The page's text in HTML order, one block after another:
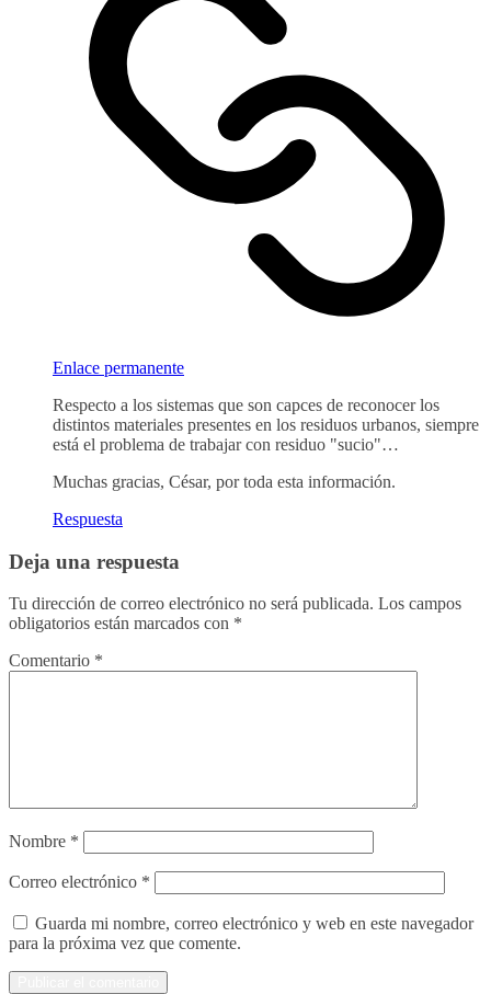
Enlace permanente
Respecto a los sistemas que son capces de reconocer los
distintos materiales presentes en los residuos urbanos, siempre
está el problema de trabajar con residuo "sucio"…
Muchas gracias, César, por toda esta información.
Respuesta
Deja una respuesta
Tu dirección de correo electrónico no será publicada. Los campos
obligatorios están marcados con *
Comentario *
Nombre *
Correo electrónico *
Guarda mi nombre, correo electrónico y web en este navegador
para la próxima vez que comente.